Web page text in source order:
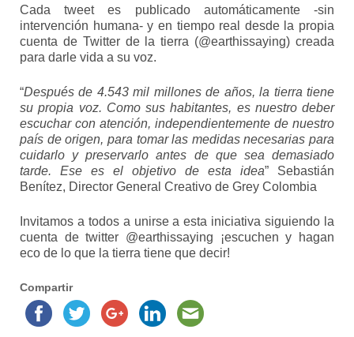
Cada tweet es publicado automáticamente -sin
intervención humana- y en tiempo real desde la propia
cuenta de Twitter de la tierra (@earthissaying) creada
para darle vida a su voz.
“Después de 4.543 mil millones de años, la tierra tiene
su propia voz. Como sus habitantes, es nuestro deber
escuchar con atención, independientemente de nuestro
país de origen, para tomar las medidas necesarias para
cuidarlo y preservarlo antes de que sea demasiado
tarde. Ese es el objetivo de esta idea” Sebastián
Benítez, Director General Creativo de Grey Colombia
Invitamos a todos a unirse a esta iniciativa siguiendo la
cuenta de twitter @earthissaying ¡escuchen y hagan
eco de lo que la tierra tiene que decir!
Compartir